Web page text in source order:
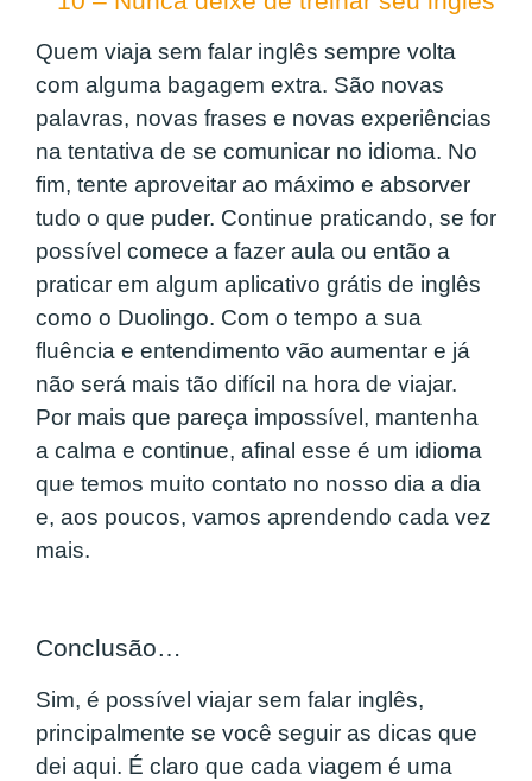
Quem viaja sem falar inglês sempre volta
com alguma bagagem extra. São novas
palavras, novas frases e novas experiências
na tentativa de se comunicar no idioma. No
fim, tente aproveitar ao máximo e absorver
tudo o que puder. Continue praticando, se for
possível comece a fazer aula ou então a
praticar em algum aplicativo grátis de inglês
como o Duolingo. Com o tempo a sua
fluência e entendimento vão aumentar e já
não será mais tão difícil na hora de viajar.
Por mais que pareça impossível, mantenha
a calma e continue, afinal esse é um idioma
que temos muito contato no nosso dia a dia
e, aos poucos, vamos aprendendo cada vez
mais.
Conclusão…
Sim, é possível viajar sem falar inglês,
principalmente se você seguir as dicas que
dei aqui. É claro que cada viagem é uma